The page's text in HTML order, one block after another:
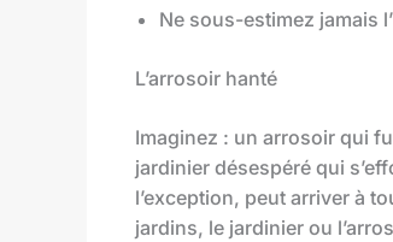
Ne sous-estimez jamais
L’arrosoir hanté
Imaginez : un arrosoir qui
jardinier désespéré qui
l’exception, peut arriver à
jardins, le jardinier ou